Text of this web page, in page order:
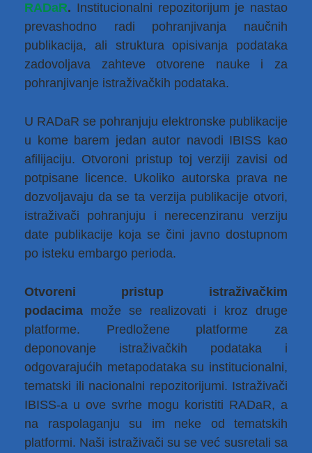
RADaR. Institucionalni repozitorijum je nastao
prevashodno radi pohranjivanja naučnih
publikacija, ali struktura opisivanja podataka
zadovoljava zahteve otvorene nauke i za
pohranjivanje istraživačkih podataka.
U RADaR se pohranjuju elektronske publikacije
u kome barem jedan autor navodi IBISS kao
afilijaciju. Otvoroni pristup toj verziji zavisi od
potpisane licence. Ukoliko autorska prava ne
dozvoljavaju da se ta verzija publikacije otvori,
istraživači pohranjuju i nerecenziranu verziju
date publikacije koja se čini javno dostupnom
po isteku embargo perioda.
Otvoreni pristup istraživačkim
podacima može se realizovati i kroz druge
platforme. Predložene platforme za
deponovanje istraživačkih podataka i
odgovarajućih metapodataka su institucionalni,
tematski ili nacionalni repozitorijumi. Istraživači
IBISS-a u ove svrhe mogu koristiti RADaR, a
na raspolaganju su im neke od tematskih
platformi. Naši istraživači su se već susretali sa